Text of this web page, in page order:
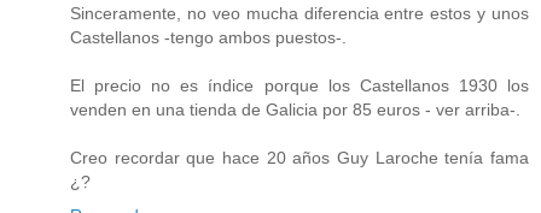
Sinceramente, no veo mucha diferencia entre estos y unos
Castellanos -tengo ambos puestos-.
El precio no es índice porque los Castellanos 1930 los
venden en una tienda de Galicia por 85 euros - ver arriba-.
Creo recordar que hace 20 años Guy Laroche tenía fama
¿?